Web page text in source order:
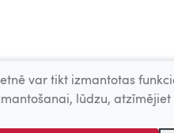
var tikt izmantotas
lūdzu, atzīmējiet